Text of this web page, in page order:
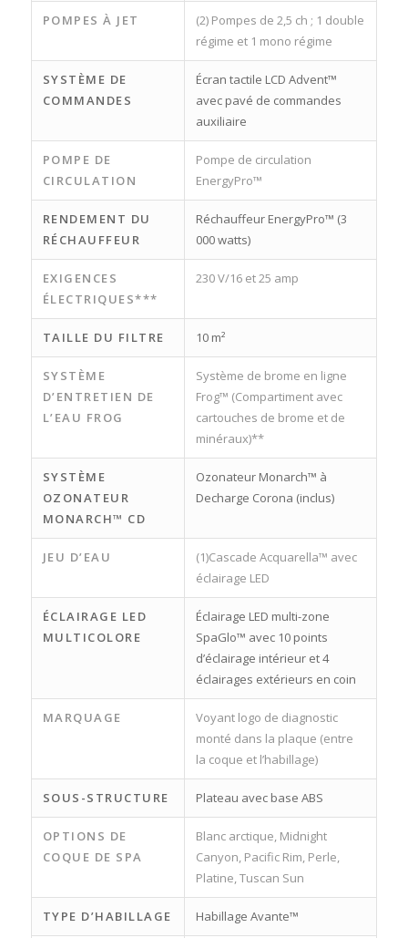
POMPES À JET
(2) Pompes de 2,5 ch ; 1 double
régime et 1 mono régime
SYSTÈME DE
COMMANDES
Écran tactile LCD Advent™
avec pavé de commandes
auxiliaire
POMPE DE
CIRCULATION
Pompe de circulation
EnergyPro™
RENDEMENT DU
RÉCHAUFFEUR
Réchauffeur EnergyPro™ (3
000 watts)
EXIGENCES
ÉLECTRIQUES***
230 V/16 et 25 amp
TAILLE DU FILTRE 10 m²
SYSTÈME
D’ENTRETIEN DE
L’EAU FROG
Système de brome en ligne
Frog™ (Compartiment avec
cartouches de brome et de
minéraux)**
SYSTÈME
OZONATEUR
MONARCH™ CD
Ozonateur Monarch™ à
Decharge Corona (inclus)
JEU D’EAU
(1)Cascade Acquarella™ avec
éclairage LED
ÉCLAIRAGE LED
MULTICOLORE
Éclairage LED multi-zone
SpaGlo™ avec 10 points
d’éclairage intérieur et 4
éclairages extérieurs en coin
MARQUAGE
Voyant logo de diagnostic
monté dans la plaque (entre
la coque et l’habillage)
SOUS-STRUCTURE Plateau avec base ABS
OPTIONS DE
COQUE DE SPA
Blanc arctique, Midnight
Canyon, Pacific Rim, Perle,
Platine, Tuscan Sun
TYPE D’HABILLAGE Habillage Avante™